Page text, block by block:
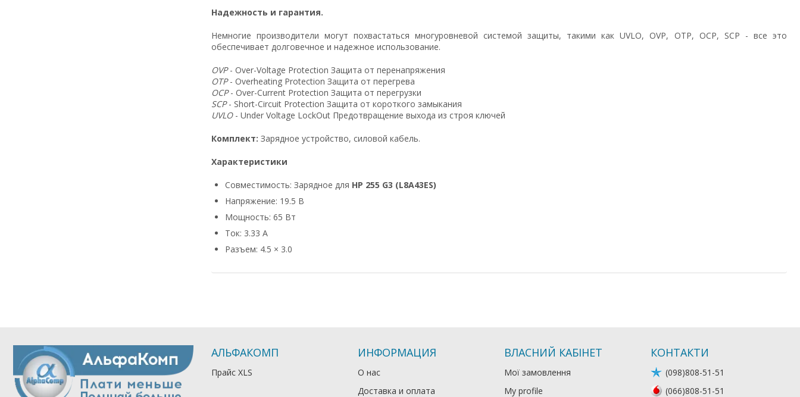
Надежность и гарантия.
Немногие производители могут похвастаться многуровневой системой защиты, такими как UVLO, OVP, OTP, OCP, SCP - все это
обеспечивает долговечное и надежное использование.
OVP- Over-Voltage Protection Защита от перенапряжения
OTP- Overheating Protection Защита от перегрева
OCP- Over-Current Protection Защита от перегрузки
SCP- Short-Circuit Protection Защита от короткого замыкания
UVLO- Under Voltage LockOut Предотвращение выхода из строя ключей
Комплект: Зарядное устройство, силовой кабель.
Характеристики
Совместимость: Зарядное для HP 255 G3 (L8A43ES)
Напряжение: 19.5 В
Мощность: 65 Вт
Ток: 3.33 А
Разъем: 4.5 × 3.0
АЛЬФАКОМП
Прайс XLS
ИНФОРМАЦИЯ
О нас
Доставка и оплата
ВЛАСНИЙ КАБІНЕТ
Мої замовлення
My profile
КОНТАКТИ
(098)808-51-51
(066)808-51-51